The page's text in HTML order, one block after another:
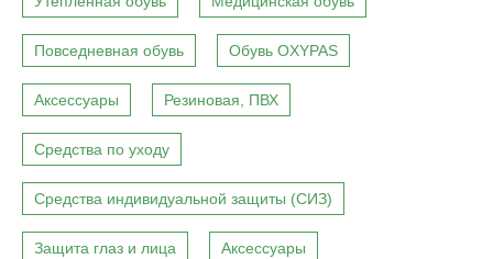
Повседневная обувь Обувь OXYPAS
Аксессуары Резиновая, ПВХ
Средства по уходу
Средства индивидуальной защиты (СИЗ)
Защита глаз и лица Аксессуары